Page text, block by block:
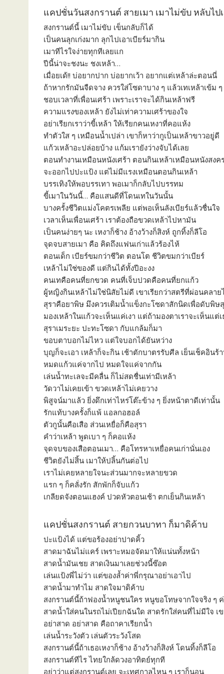
แคปชั่นวันสงกรานต์ สายเมา เมาไม่ขับ หลับไป
สงกรานต์นี้ เมาไม่ขับ เข็นกลับก็ได้
เป็นคนลุกเก่งมาก ลุกไปเอาเบียร์มากิน
เมาทีไรใจง่ายทุกทีเลยแก
ปีนี้น่าจะชงนะ ชงเหล้า…
เมื่อยเด้!! บ่อยากปาก บ่อยากเว้า อยากแต่เหล้าล่ะตอนนี่
ถ้าหากรักมันจืดจาง ควรใส่โซดาบาง ๆ แล้วเทเหล้าเข้ม ๆ
ชอบเวลาที่เพื่อนเศร้า เพราะเราจะได้กินเหล้าฟรี
ความแรงของเหล้า ยังไม่เท่าความเศร้าของใจ
อย่าเรียกเราว่าขี้เหล้า ให้เรียกคนเหงาที่คอแห้ง
ทำตัวใส ๆ เหมือนน้ำเปล่า เขาก็หาว่ากูเป็นเหล้าขาวอยู่ดี
แก้วเหล้าอะปล่อยบ้าง แก้มเรายังว่างจับได้เลย
ตอนทำงานเหมือนหนังเศร้า ตอนกินเหล้าเหมือนหนังสงค
จะออกไปปะแป้ง แต่ไม่มีแรงเหมือนตอนกินเหล้า
บรรเทิงให้พอบรรเทา พอเมาก็กลับไปบรรทม
ขี้เมาในวันนี้… คือแสนดีที่โดนเทในวันนั้น
บางครั้งชีวิตแม่งโคตรเพลีย แต่พอเห็นลังเบียร์แล้วชื่นใจ
เวลาเห็นเพื่อนเศร้า เราต้องถือขวดเหล้าไปหามัน
เป็นคนง่ายๆ นะ เหงาก็ช้าง อ้างว้างก็สิงห์ ถูกทิ้งก็ลีโอ
จุดจบสายเมา คือ คิดถึงแฟนเก่าแล้วร้องไห้
ตอนเด็ก เบียร์ขมกว่าชีวิต ตอนโต ชีวิตขมกว่าเบียร์
เหล้าไม่ใช่ของดี แต่กินได้ทั้งปีอะงง
คนเทคือคนที่ยกขวด คนที่เจ็บปวดคือคนที่ยกแก้ว
ผู้หญิงกินเหล้าไม่ใช่นิสัยไม่ดี เขาเรียกว่าสตรีที่ผ่อนคลาย
สุราคือยาพิษ มึงควรเติมน้ำแข็งกะโซดาสักนิดเพื่อดับพิษ
มองเหล้าในแก้วจะเห็นแค่เงา แต่ถ้ามองตาเราจะเห็นแต่เ
สุราเมระยะ ปะทะโซดา กับแกล้มก็มา
ขอบตาบอกไม่ไหว แต่ใจบอกได้ยันหว่าง
บุญก็จะเอา เหล้าก็จะกิน เช้าตักบาตรรับศีล เย็นเช็คอินร้
หมดแก้วแค่จากไป หมดใจแค่จากกัน
เล่นน้ำทะเลจะมีคลื่น ก็ไม่สดชื่นเท่ามีเหล้า
วัดวาไม่เคยเข้า ขวดเหล้าไม่เคยวาง
พิสูจน์มาแล้ว ยิ่งดึกเท่าไหร่โต๊ะข้าง ๆ ยิ่งหน้าตาดีเท่านั้น
รักแท้บางครั้งก็แพ้ แอลกอฮอล์
ตัวกูนั้นคือเสือ ส่วนเหยื่อก็คือสุรา
คำว่าเหล้า พูดเบา ๆ ก็คอแห้ง
จุดจบของเสือตอนเมา… คือโทรหาเหยื่อคนเก่านั่นเอง
ชีวิตยังไม่สิ้น เมาให้ปลิ้นกันต่อไป
เราไม่เคยหลายใจนะส่วนมากจะหลายขวด
แรก ๆ ก็คลั่งรัก สักพักก็จับแก้ว
เกลียดจังตอนแฮงค์ ปวดหัวตอนเช้า ตกเย็นกินเหล้า
แคปชั่นสงกรานต์ สายกวนบาทา ก็มาดิค้าบ
ปะแป้งได้ แต่ขอร้องอย่าปาดคิ้ว
สาดมาฉันไม่แคร์ เพราะหมอจัดมาให้แน่นทั้งหน้า
สาดน้ำมันเชย สาดเงินมาเลยช่วงนี้ซ๊อต
เล่นแป้งพี่ไม่ว่า แต่ของล้ำค่าพี่กรุณาอย่าเอาไป
สาดน้ำมาทำไม สาดใจมาดิค้าบ
สงกรานต์นี้ถ้าฟองน้ำหนูชนใคร หนูขอโทษจากใจจริง ๆ
สาดน้ำใส่คนในรถไม่เปียกฉันใด สาดรักใส่คนที่ไม่มีใจ เ
อย่าสาด อย่าสาด คือถาคาเรียกน้ำ
เล่นน้ำระวังตัว เล่นตัวระวังโสด
สงกรานต์นี้ถ้าเธอเหงาก็ช้าง อ้างว้างก็สิงห์ โดนทิ้งก็ลีโอ
สงกรานต์ทีไร ไทยใกล้ดวงอาทิตย์ทุกที
อย่าว่าแต่สงกรานต์เลย จะเทศกาลไหน ๆ เราก็นอน